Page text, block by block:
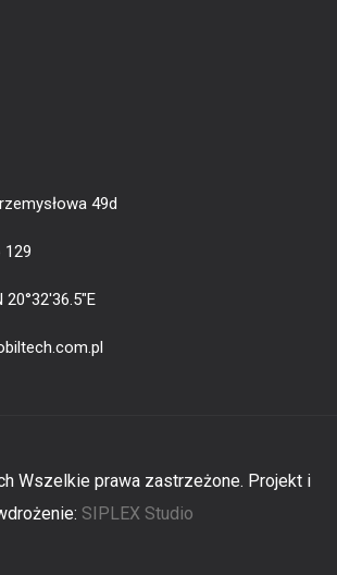
49d
129
20°32'36.5"E
Wszelkie prawa zastrzeżone. Projekt i
SIPLEX Studio